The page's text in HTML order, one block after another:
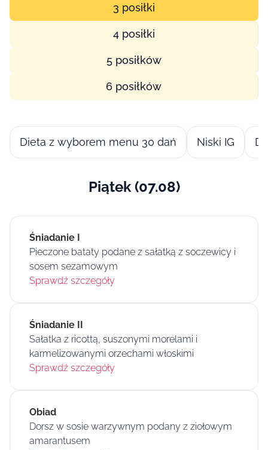
3 posiłki
4 posiłki
5 posiłków
6 posiłków
Dieta z wyborem menu 30 dań Niski IG
Piątek (07.08)
Śniadanie I
Pieczone bataty podane z sałatką z soczewicy i
sosem sezamowym
Sprawdź szczegóły
Śniadanie II
Sałatka z ricottą, suszonymi morelami i
karmelizowanymi orzechami włoskimi
Sprawdź szczegóły
Obiad
Dorsz w sosie warzywnym podany z ziołowym
amarantusem